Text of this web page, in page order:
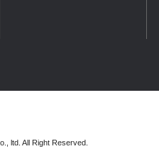
ltd. All Right Reserved.